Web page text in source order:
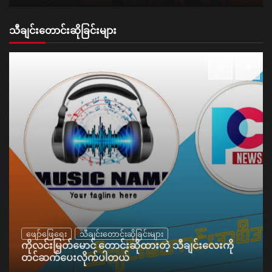
သီချင်းတောင်းဆိုခြင်းများ
ဖျော်ဖြေရေး သီချင်းတောင်းဆိုခြင်းများ
ကိုလင်းမြတ်မောင် တောင်းဆိုထားတဲ့ သီချင်းလေးကို
တင်ဆက်ပေးလိုက်ပါတယ်